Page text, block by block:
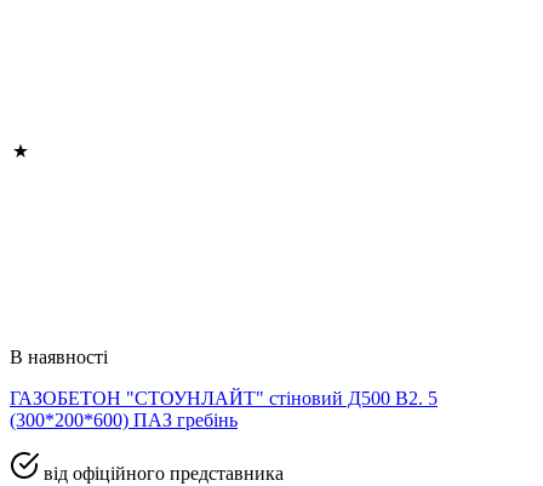
В наявності
ГАЗОБЕТОН "СТОУНЛАЙТ" стіновий Д500 В2. 5
(300*200*600) ПАЗ гребінь
від офіційного представника